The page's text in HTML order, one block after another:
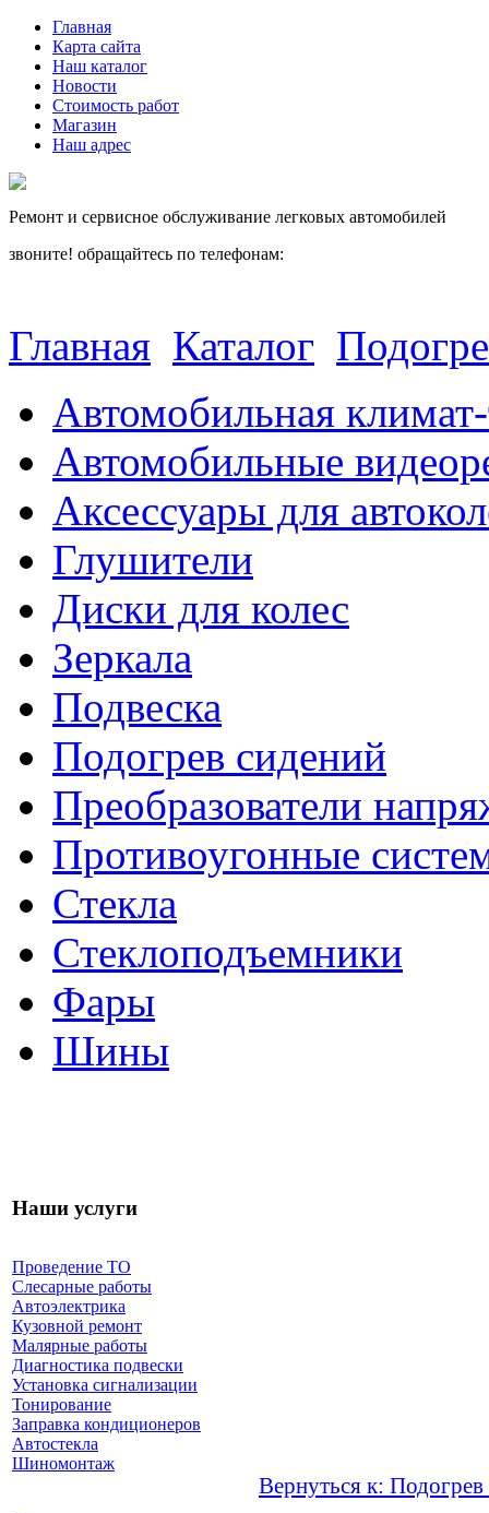
Главная
Карта сайта
Наш каталог
Новости
Стоимость работ
Магазин
Наш адрес
Ремонт и сервисное обслуживание легковых автомобилей
звоните! обращайтесь по телефонам:
Главная Каталог
Автомобильная
Автомобильные
Аксессуары для
Глушители
Диски для колес
Зеркала
Подвеска
Подогрев сидений
Преобразователи
Противоугонные
Стекла
Стеклоподъемники
Фары
Шины
Наши услуги
Проведение ТО
Слесарные работы
Автоэлектрика
Кузовной ремонт
Малярные работы
Диагностика подвески
Установка сигнализации
Тонирование
Заправка кондиционеров
Автостекла
Шиномонтаж
Вернуться к: Подогрев